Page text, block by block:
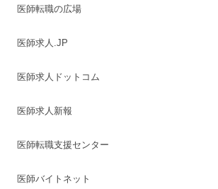
医師転職の広場
医師求人.JP
医師求人ドットコム
医師求人新報
医師転職支援センター
医師バイトネット